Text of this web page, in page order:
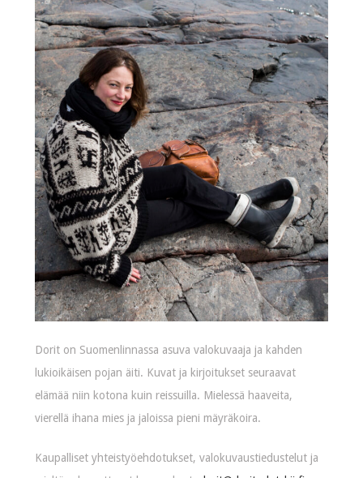
Dorit on Suomenlinnassa asuva valokuvaaja ja kahden
lukioikäisen pojan äiti. Kuvat ja kirjoitukset seuraavat
elämää niin kotona kuin reissuilla. Mielessä haaveita,
vierellä ihana mies ja jaloissa pieni mäyräkoira.
Kaupalliset yhteistyöehdotukset, valokuvaustiedustelut ja